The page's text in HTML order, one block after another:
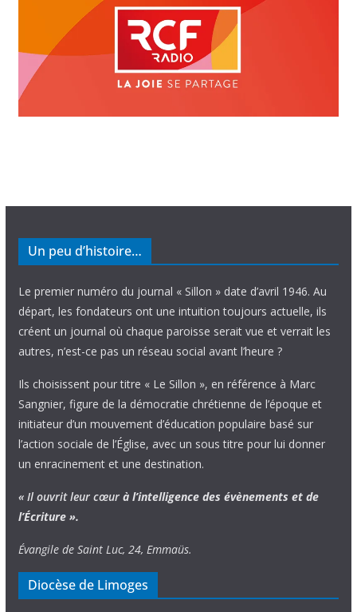
Un peu d’histoire…
Le premier numéro du journal « Sillon » date d’avril 1946. Au
départ, les fondateurs ont une intuition toujours actuelle, ils
créent un journal où chaque paroisse serait vue et verrait les
autres, n’est-ce pas un réseau social avant l’heure ?
Ils choisissent pour titre « Le Sillon », en référence à Marc
Sangnier, figure de la démocratie chrétienne de l’époque et
initiateur d’un mouvement d’éducation populaire basé sur
l’action sociale de l’Église, avec un sous titre pour lui donner
un enracinement et une destination.
« Il ouvrit leur cœur à l’intelligence des évènements et de
l’Écriture ».
Évangile de Saint Luc, 24, Emmaüs.
Diocèse de Limoges